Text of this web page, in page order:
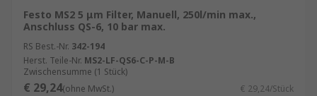
Festo MS2 5 μm Filter, Manuell, 250l/min max.,
Anschluss QS-6, 10 bar max.
RS Best.-Nr. 342-194
Herst. Teile-Nr. MS2-LF-QS6-C-P-M-B
Zwischensumme (1 Stück)
€ 29,24(ohne MwSt.) € 29,24/Stück